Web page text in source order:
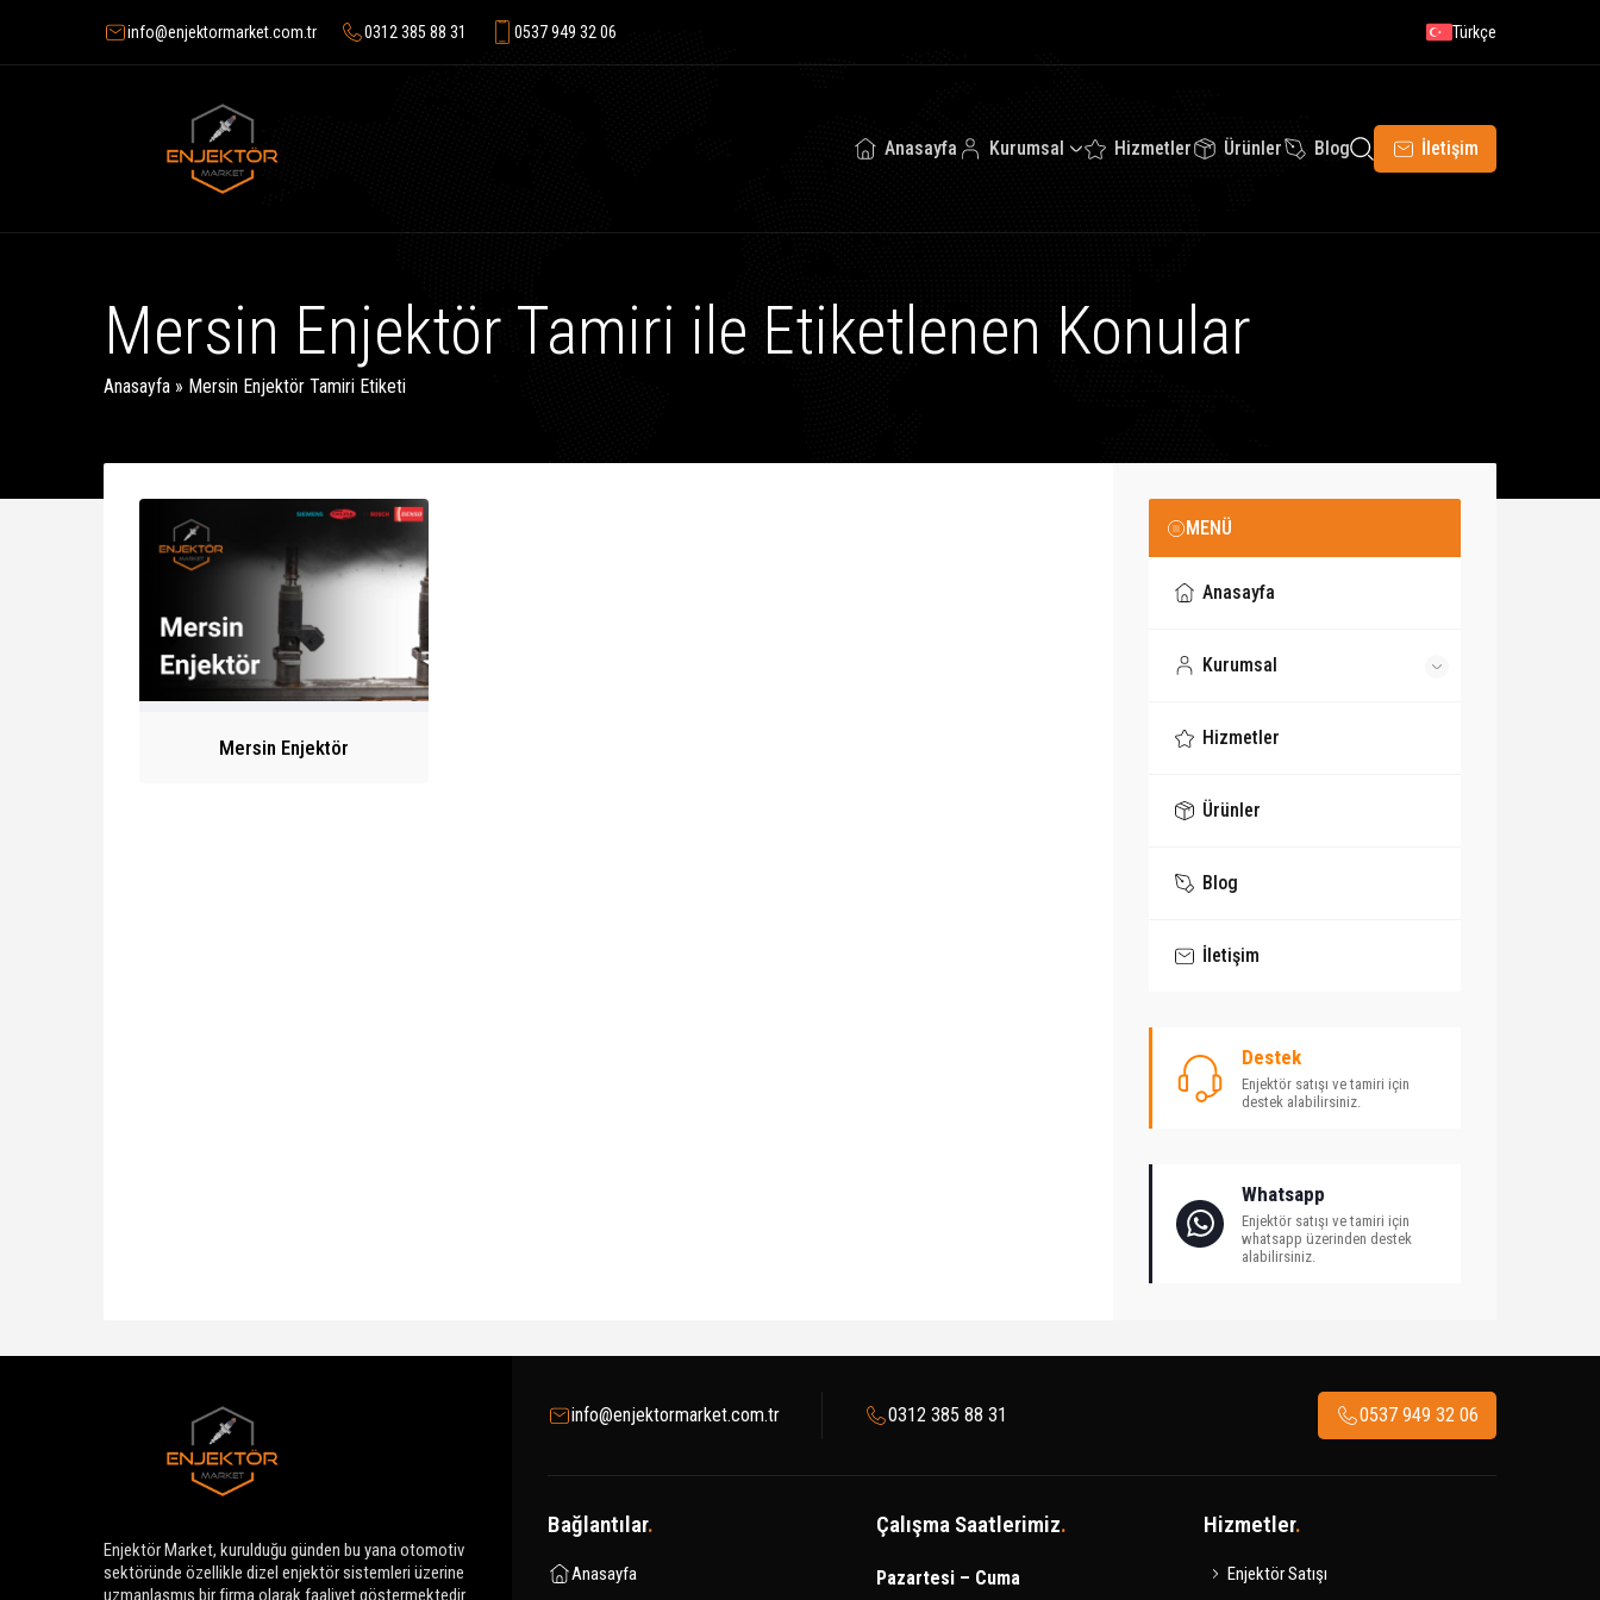
info@enjektormarket.com.tr 0312 385 88 31 0537 949 32 06 Türkçe
Anasayfa Kurumsal Hizmetler Ürünler Blog İletişim
Mersin Enjektör Tamiri ile Etiketlenen Konular
Anasayfa » Mersin Enjektör Tamiri Etiketi
Mersin Enjektör
MENÜ
Anasayfa
Kurumsal
Hizmetler
Ürünler
Blog
İletişim
Destek
Enjektör satışı ve tamiri için
destek alabilirsiniz.
Whatsapp
Enjektör satışı ve tamiri için
whatsapp üzerinden destek
alabilirsiniz.
Enjektör Market, kurulduğu günden bu yana otomotiv
sektöründe özellikle dizel enjektör sistemleri üzerine
uzmanlaşmış bir firma olarak faaliyet göstermektedir
info@enjektormarket.com.tr 0312 385 88 31 0537 949 32 06
Bağlantılar.
Anasayfa
Çalışma Saatlerimiz.
Pazartesi – Cuma
Hizmetler.
Enjektör Satışı